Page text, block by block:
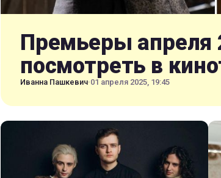
Премьеры апреля
посмотреть в
Иванна Пашкевич·01 апреля 2025, 19:45